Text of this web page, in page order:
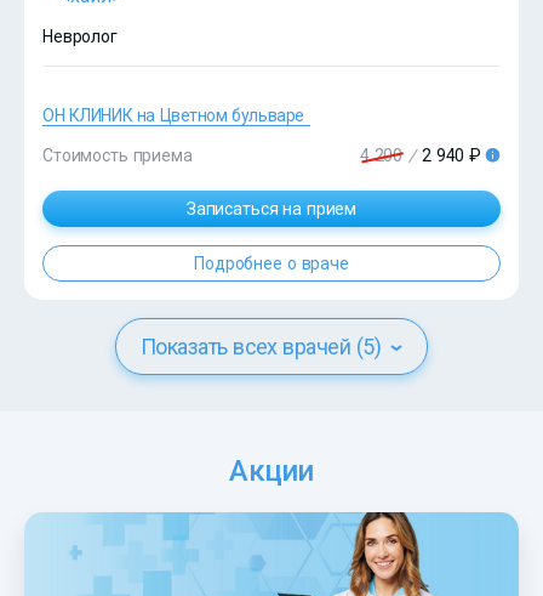
?>
Невролог
ОН КЛИНИК на Цветном бульваре
Стоимость приема 4 200 / 2 940 ₽
Записаться на прием
Подробнее о враче
Показать всех врачей (5)
Акции